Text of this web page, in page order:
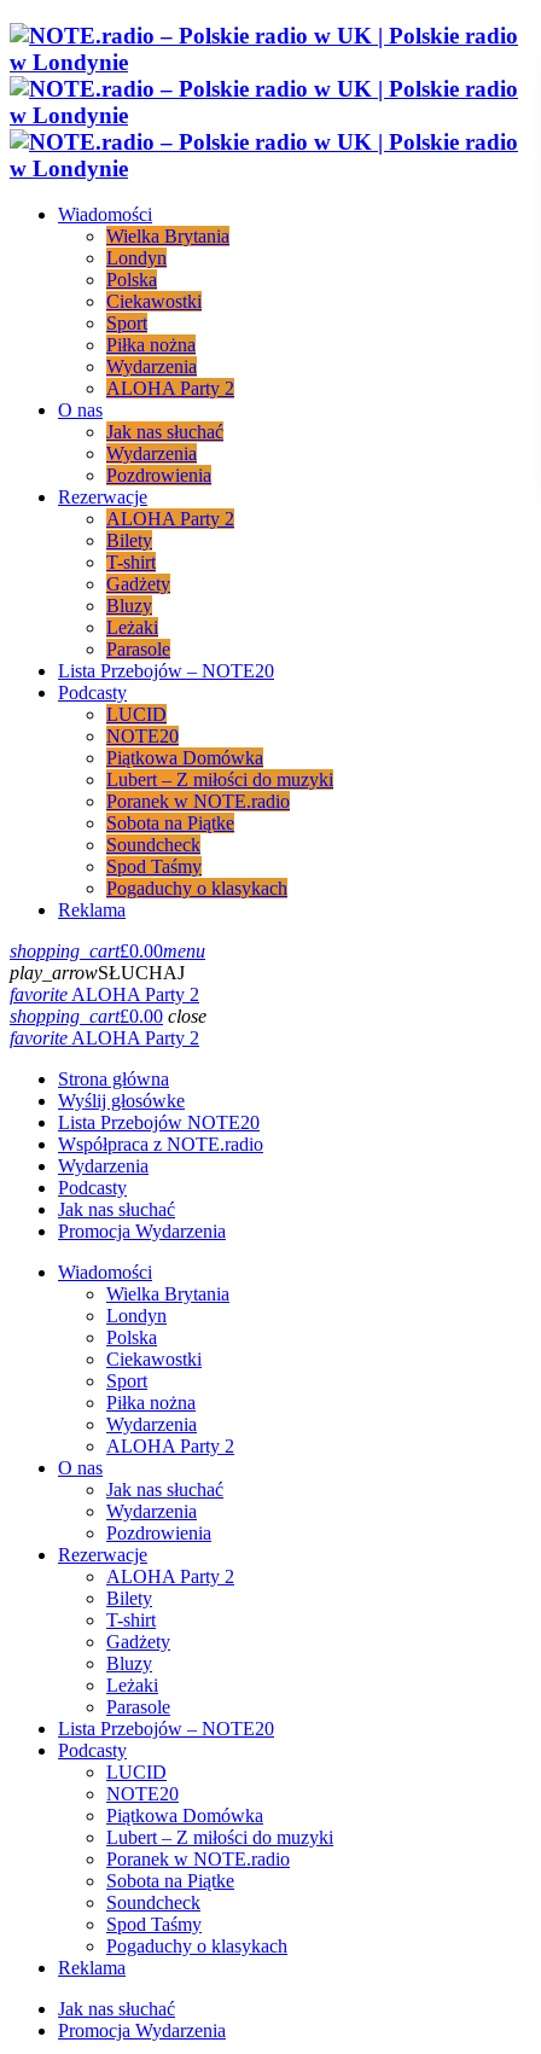
Wiadomości
Wielka Brytania
Londyn
Polska
Ciekawostki
Sport
Piłka nożna
Wydarzenia
ALOHA Party 2
O nas
Jak nas słuchać
Wydarzenia
Pozdrowienia
Rezerwacje
ALOHA Party 2
Bilety
T-shirt
Gadżety
Bluzy
Leżaki
Parasole
Lista Przebojów – NOTE20
Podcasty
LUCID
NOTE20
Piątkowa Domówka
Lubert – Z miłości do muzyki
Poranek w NOTE.radio
Sobota na Piątke
Soundcheck
Spod Taśmy
Pogaduchy o klasykach
Reklama
shopping_cart£0.00menu
play_arrowSŁUCHAJ
favoriteALOHA Party 2
shopping_cart£0.00 close
favoriteALOHA Party 2
Strona główna
Wyślij głosówke
Lista Przebojów NOTE20
Współpraca z NOTE.radio
Wydarzenia
Podcasty
Jak nas słuchać
Promocja Wydarzenia
Wiadomości
Wielka Brytania
Londyn
Polska
Ciekawostki
Sport
Piłka nożna
Wydarzenia
ALOHA Party 2
O nas
Jak nas słuchać
Wydarzenia
Pozdrowienia
Rezerwacje
ALOHA Party 2
Bilety
T-shirt
Gadżety
Bluzy
Leżaki
Parasole
Lista Przebojów – NOTE20
Podcasty
LUCID
NOTE20
Piątkowa Domówka
Lubert – Z miłości do muzyki
Poranek w NOTE.radio
Sobota na Piątke
Soundcheck
Spod Taśmy
Pogaduchy o klasykach
Reklama
Jak nas słuchać
Promocja Wydarzenia